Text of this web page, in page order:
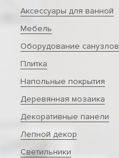
Аксессуары для ванной
Мебель
Оборудование санузлов
Плитка
Напольные покрытия
Деревянная мозаика
Декоративные панели
Лепной декор
Светильники